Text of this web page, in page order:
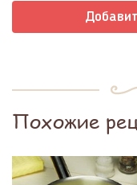
Похожие